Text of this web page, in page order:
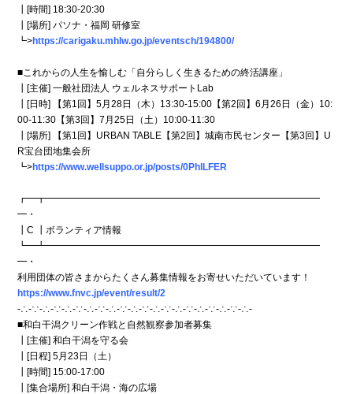
┃[時間] 18:30-20:30
┃[場所] パソナ・福岡 研修室
┗>https://carigaku.mhlw.go.jp/eventsch/194800/
■これからの人生を愉しむ「自分らしく生きるための終活講座」
┃[主催] 一般社団法人 ウェルネスサポートLab
┃[日時] 【第1回】5月28日（木）13:30-15:00【第2回】6月26日（金）10:
00-11:30【第3回】7月25日（土）10:00-11:30
┃[場所] 【第1回】URBAN TABLE【第2回】城南市民センター【第3回】U
R宝台団地集会所
┗>https://www.wellsuppo.or.jp/posts/0PhlLFER
┏━┳━━━━━━━━━━━━━━━━━━━━━━━━━━━━━
━・
┃C ┃ボランティア情報
┗━┻━━━━━━━━━━━━━━━━━━━━━━━━━━━━━
━・
利用団体の皆さまからたくさん募集情報をお寄せいただいています！
https://www.fnvc.jp/event/result/2
-∴-∵-∴-∵-∴-∵-∴-∵-∴-∵-∴-∵-∴-∵-∴-∵-∴-∵-∴-∵-∴-
■和白干潟クリーン作戦と自然観察参加者募集
┃[主催] 和白干潟を守る会
┃[日程] 5月23日（土）
┃[時間] 15:00-17:00
┃[集合場所] 和白干潟・海の広場